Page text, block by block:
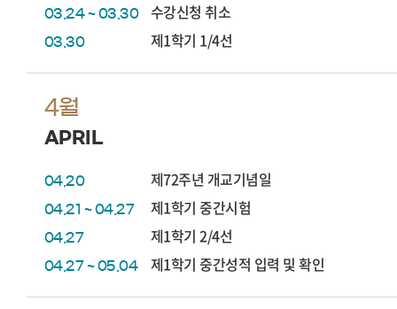
03.24 ~ 03.30 수강신청 취소
03.30 제1학기 1/4선
4월
APRIL
04.20 제72주년 개교기념일
04.21 ~ 04.27 제1학기 중간시험
04.27 제1학기 2/4선
04.27 ~ 05.04 제1학기 중간성적 입력 및 확인